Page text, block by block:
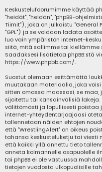
Keskustelufoorumimme käyttää
"heidät", "heidän", "phpBB-
Tiimit"), joka on julkaistu "General
"GPL") ja se voidaan ladata
luo vain ympäristön internet-
siitä, mitä sallimme tai
Saadaksesi lisätietoa phpBB:stä
https://www.phpbb.com/.
Suostut olemaan esittämättä
muutakaan materiaalia, joka
sitten omassa maassasi, se maa,
sijoitettu tai kansainvälisiä
välittömästi ja lopullisesti
internet-yhteydentarjoajaasi
tallennetaan näiden ehtojen
että "WrestlingAlert" on oikeus
tahansa keskusteluketju tai viesti
että kaikki yllä annettu tieto
anneta kolmannelle osapuolelle
tai phpBB ei ole vastuussa
tietojen vuodosta ulkopuolisille